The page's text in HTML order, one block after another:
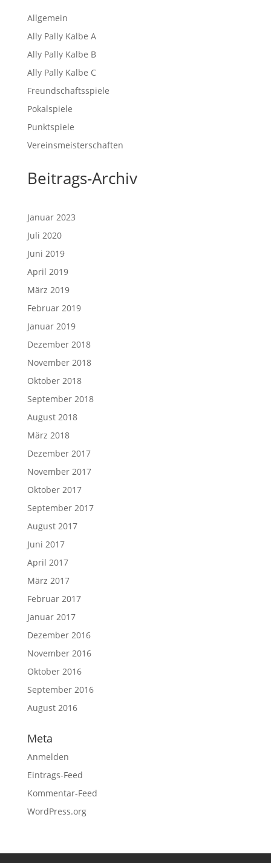
Allgemein
Ally Pally Kalbe A
Ally Pally Kalbe B
Ally Pally Kalbe C
Freundschaftsspiele
Pokalspiele
Punktspiele
Vereinsmeisterschaften
Beitrags-Archiv
Januar 2023
Juli 2020
Juni 2019
April 2019
März 2019
Februar 2019
Januar 2019
Dezember 2018
November 2018
Oktober 2018
September 2018
August 2018
März 2018
Dezember 2017
November 2017
Oktober 2017
September 2017
August 2017
Juni 2017
April 2017
März 2017
Februar 2017
Januar 2017
Dezember 2016
November 2016
Oktober 2016
September 2016
August 2016
Meta
Anmelden
Eintrags-Feed
Kommentar-Feed
WordPress.org